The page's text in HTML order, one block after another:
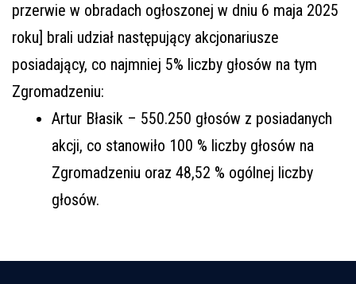
przerwie w obradach ogłoszonej w dniu 6 maja 2025
roku] brali udział następujący akcjonariusze
posiadający, co najmniej 5% liczby głosów na tym
Zgromadzeniu:
Artur Błasik – 550.250 głosów z posiadanych
akcji, co stanowiło 100 % liczby głosów na
Zgromadzeniu oraz 48,52 % ogólnej liczby
głosów.